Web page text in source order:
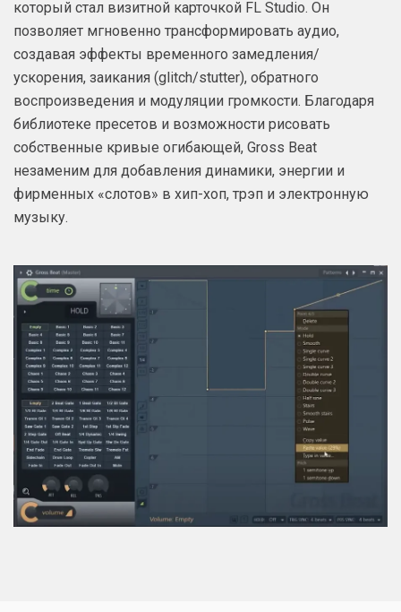
который стал визитной карточкой FL Studio. Он
позволяет мгновенно трансформировать аудио,
создавая эффекты временного замедления/
ускорения, заикания (glitch/stutter), обратного
воспроизведения и модуляции громкости. Благодаря
библиотеке пресетов и возможности рисовать
собственные кривые огибающей, Gross Beat
незаменим для добавления динамики, энергии и
фирменных «слотов» в хип-хоп, трэп и электронную
музыку.